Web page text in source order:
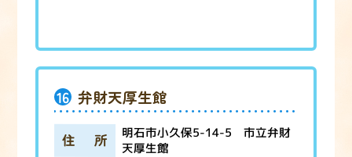
16 弁財天厚生館
住所 明石市小久保5-14-5 市立弁財
天厚生館